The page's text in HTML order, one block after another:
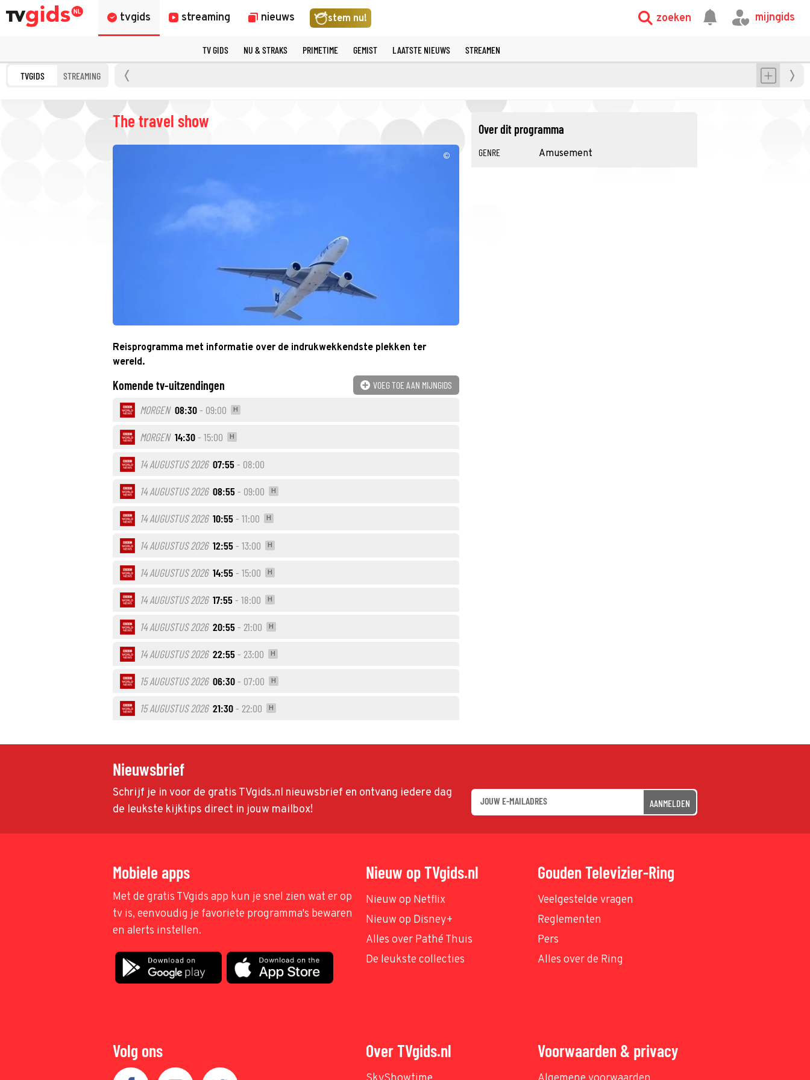
tvgids streaming nieuws stem nu! zoeken mijngids
TV GIDS NU & STRAKS PRIMETIME GEMIST LAATSTE NIEUWS STREAMEN
TVGIDS STREAMING
The travel show
©
Reisprogramma met informatie over de indrukwekkendste plekken ter
wereld.
Komende tv-uitzendingen VOEG TOE AAN MIJNGIDS
MORGEN 08:30- 09:00 H
MORGEN 14:30- 15:00 H
14 AUGUSTUS 2026 07:55- 08:00
14 AUGUSTUS 2026 08:55- 09:00 H
14 AUGUSTUS 2026 10:55- 11:00 H
14 AUGUSTUS 2026 12:55- 13:00 H
14 AUGUSTUS 2026 14:55- 15:00 H
14 AUGUSTUS 2026 17:55- 18:00 H
14 AUGUSTUS 2026 20:55- 21:00 H
14 AUGUSTUS 2026 22:55- 23:00 H
15 AUGUSTUS 2026 06:30- 07:00 H
15 AUGUSTUS 2026 21:30- 22:00 H
Over dit programma
GENRE Amusement
Nieuwsbrief
Schrijf je in voor de gratis TVgids.nl nieuwsbrief en ontvang iedere dag
de leukste kijktips direct in jouw mailbox!
AANMELDEN
Mobiele apps
Met de gratis TVgids app kun je snel zien wat er op
tv is, eenvoudig je favoriete programma's bewaren
en alerts instellen.
Nieuw op TVgids.nl
Nieuw op Netflix
Nieuw op Disney+
Alles over Pathé Thuis
De leukste collecties
Gouden Televizier-Ring
Veelgestelde vragen
Reglementen
Pers
Alles over de Ring
Volg ons Over TVgids.nl Voorwaarden & privacy